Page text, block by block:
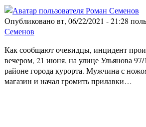
Опубликовано вт, 06/22/2021 - 21:28
Семенов
Как сообщают очевидцы, инцидент
вечером, 21 июня, на улице Ульянова
районе города курорта. Мужчина с
магазин и начал громить прилавки…